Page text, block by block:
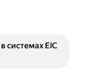
системах EIC